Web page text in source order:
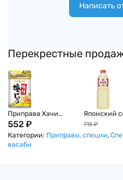
Написать
Перекрестные
Приправа Хачи
Шокухин Смесь
японской соли и
перца, мелкого
552₽
Японский
мирин King Jyoso,
1000мл
715 ₽
Категории: Приправы, специи,
васаби